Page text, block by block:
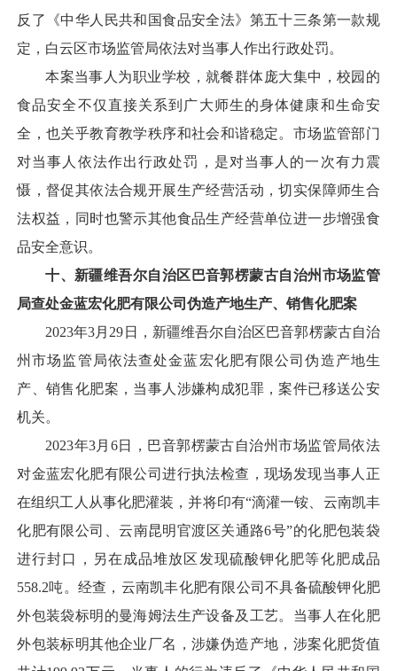
反了《中华人民共和国食品安全法》第五十三条第一款规
定，白云区市场监管局依法对当事人作出行政处罚。
本案当事人为职业学校，就餐群体庞大集中，校园的
食品安全不仅直接关系到广大师生的身体健康和生命安
全，也关乎教育教学秩序和社会和谐稳定。市场监管部门
对当事人依法作出行政处罚，是对当事人的一次有力震
慑，督促其依法合规开展生产经营活动，切实保障师生合
法权益，同时也警示其他食品生产经营单位进一步增强食
品安全意识。
十、新疆维吾尔自治区巴音郭楞蒙古自治州市场监管
局查处金蓝宏化肥有限公司伪造产地生产、销售化肥案
2023年3月29日，新疆维吾尔自治区巴音郭楞蒙古自治
州市场监管局依法查处金蓝宏化肥有限公司伪造产地生
产、销售化肥案，当事人涉嫌构成犯罪，案件已移送公安
机关。
2023年3月6日，巴音郭楞蒙古自治州市场监管局依法
对金蓝宏化肥有限公司进行执法检查，现场发现当事人正
在组织工人从事化肥灌装，并将印有“滴灌一铵、云南凯丰
化肥有限公司、云南昆明官渡区关通路6号”的化肥包装袋
进行封口，另在成品堆放区发现硫酸钾化肥等化肥成品
558.2吨。经查，云南凯丰化肥有限公司不具备硫酸钾化肥
外包装袋标明的曼海姆法生产设备及工艺。当事人在化肥
外包装标明其他企业厂名，涉嫌伪造产地，涉案化肥货值